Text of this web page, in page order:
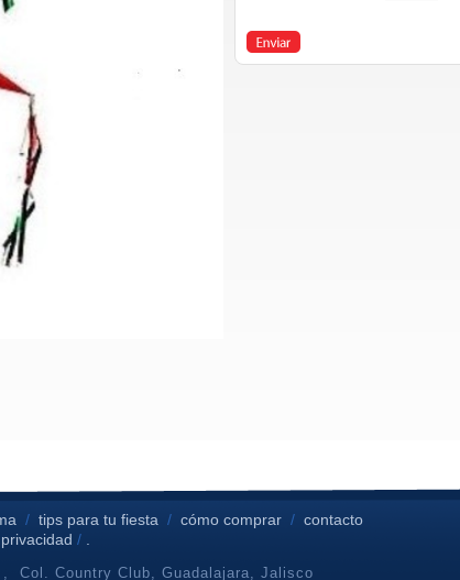
/tips para tu fiesta /cómo comprar /contacto
/ .
Col. Country Club, Guadalajara, Jalisco